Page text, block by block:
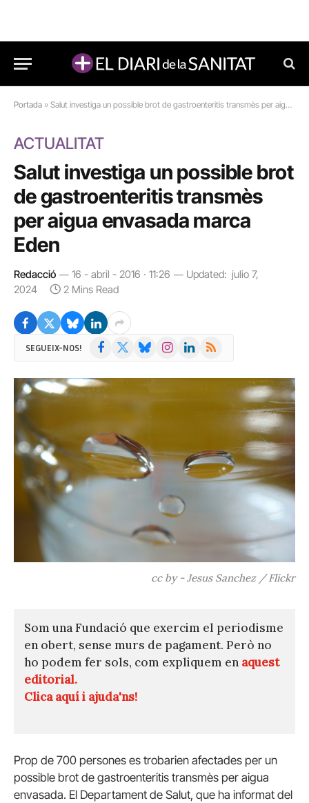
Portada » Salut investiga un possible brot de gastroenteritis transmès per aigua envasada marca Eden
ACTUALITAT
Salut investiga un possible brot
de gastroenteritis transmès
per aigua envasada marca
Eden
Redacció 16 - abril - 2016 · 11:26 Updated: julio 7,
2024
2 Mins Read
SEGUEIX-NOS! Facebook BlueskyInstagramLinkedIn
RSS
cc by - Jesus Sanchez / Flickr
Som una Fundació que exercim el periodisme
en obert, sense murs de pagament. Però no
ho podem fer sols, com expliquem en aquest
editorial.
Clica aquí i ajuda'ns!
Prop de 700 persones es trobarien afectades per un
possible brot de gastroenteritis transmès per aigua
envasada. El Departament de Salut, que ha informat del